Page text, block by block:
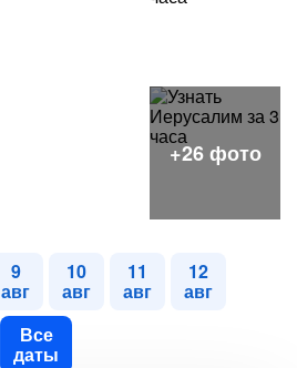
9
авг
10
авг
11
авг
12
авг
Все
даты